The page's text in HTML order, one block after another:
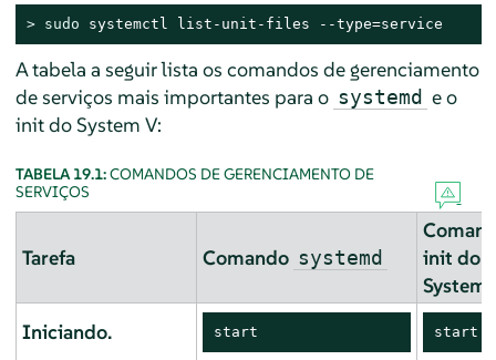
> sudo systemctl list-unit-files --type=service
A tabela a seguir lista os comandos de gerenciamento
de serviços mais importantes para o systemd e o
init do System V:
TABELA 19.1:COMANDOS DE GERENCIAMENTO DE
SERVIÇOS
Tarefa Comando systemd
init do
System
Iniciando.
start start